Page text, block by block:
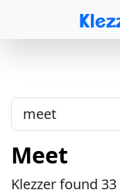
Meet
Klezzer found 33